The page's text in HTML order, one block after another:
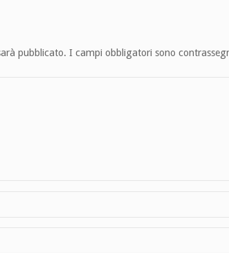
pubblicato. I campi obbligatori sono